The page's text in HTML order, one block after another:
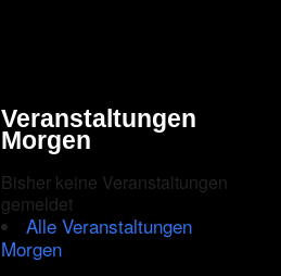
CAPTCHA
ensure
that
Veranstaltungen
Morgen
Bisher keine Veranstaltungen
gemeldet
Alle Veranstaltungen
Morgen